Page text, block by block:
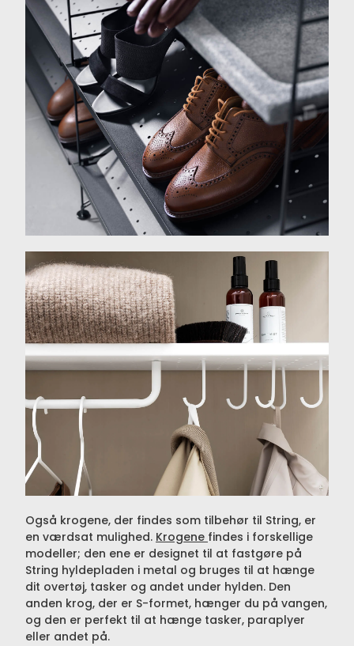
Også krogene, der findes som tilbehør til String, er
en værdsat mulighed. Krogene findes i forskellige
modeller; den ene er designet til at fastgøre på
String hyldepladen i metal og bruges til at hænge
dit overtøj, tasker og andet under hylden. Den
anden krog, der er S-formet, hænger du på vangen,
og den er perfekt til at hænge tasker, paraplyer
eller andet på.